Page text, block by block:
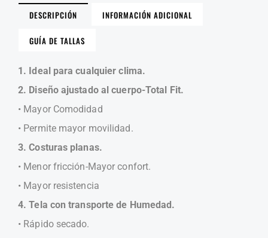
DESCRIPCIÓN INFORMACIÓN ADICIONAL
GUÍA DE TALLAS
1. Ideal para cualquier clima.
2. Diseño ajustado al cuerpo-Total Fit.
• Mayor Comodidad
• Permite mayor movilidad.
3. Costuras planas.
• Menor fricción-Mayor confort.
• Mayor resistencia
4. Tela con transporte de Humedad.
• Rápido secado.